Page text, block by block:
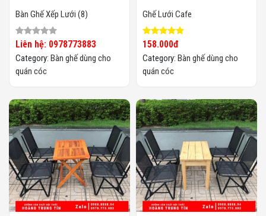
Bàn Ghế Xếp Lưới (8)
Liên hệ: 0978773883
Category: Bàn ghế dùng cho
quán cóc
Ghế Lưới Cafe
158.000đ
Category: Bàn ghế dùng cho
quán cóc